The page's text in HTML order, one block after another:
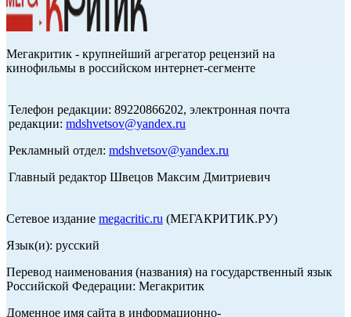
Мегакритик - крупнейший агрегатор рецензий на
кинофильмы в российском интернет-сегменте
Телефон редакции: 89220866202, электронная почта
редакции: mdshvetsov@yandex.ru
Рекламный отдел: mdshvetsov@yandex.ru
Главный редактор Швецов Максим Дмитриевич
Сетевое издание megacritic.ru (МЕГАКРИТИК.РУ)
Язык(и): русский
Перевод наименования (названия) на государственный язык
Российской Федерации: Мегакритик
Доменное имя сайта в информационно-